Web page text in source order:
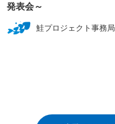
発表会～
鮭プロジェクト事務局